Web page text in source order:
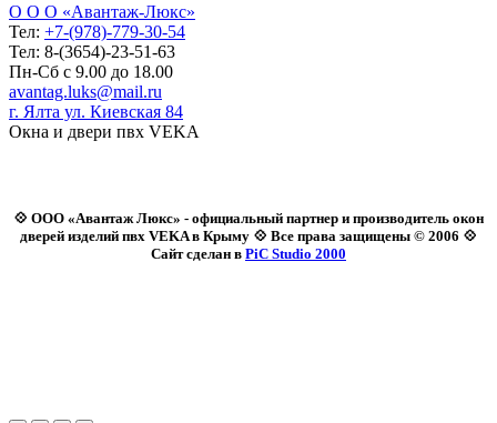
О О О «Авантаж-Люкс»
Тел: +7-(978)-779-30-54
Тел: 8-(3654)-23-51-63
Пн-Сб с 9.00 до 18.00
avantag.luks@mail.ru
г. Ялта ул. Киевская 84
Окна и двери пвх VEKA
💠 ООО «Авантаж Люкс» - официальный партнер и производитель окон
дверей изделий пвх VEKA в Крыму 💠 Все права защищены © 2006 💠
Сайт сделан в PiC Studio 2000